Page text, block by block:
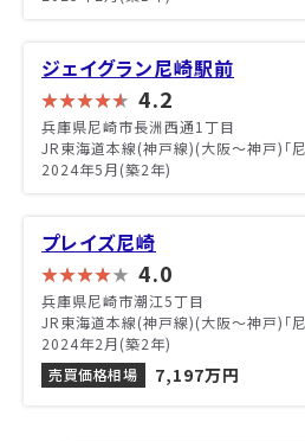
ジェイグラン尼崎駅前
4.2
兵庫県尼崎市長洲西通1丁目
JR東海道本線(神戸線)(大阪～神戸)「
2024年5月(築2年)
プレイズ尼崎
4.0
兵庫県尼崎市潮江5丁目
JR東海道本線(神戸線)(大阪～神戸)「
2024年2月(築2年)
売買価格相場
7,197万円